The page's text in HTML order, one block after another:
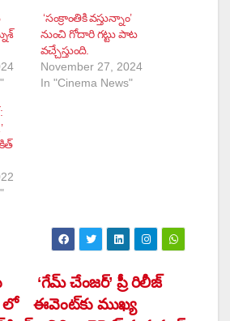
‘సంక్రాంతికి వస్తున్నాం’
నుంచి గోదారి గట్టు పాట
వచ్చేస్తుంది.
November 27, 2024
In "Cinema News"
‘గేమ్ చేంజర్’ ప్రీ రిలీజ్
ఈవెంట్‌కు ముఖ్య
లో